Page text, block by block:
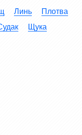
Линь
Плотва
Щука